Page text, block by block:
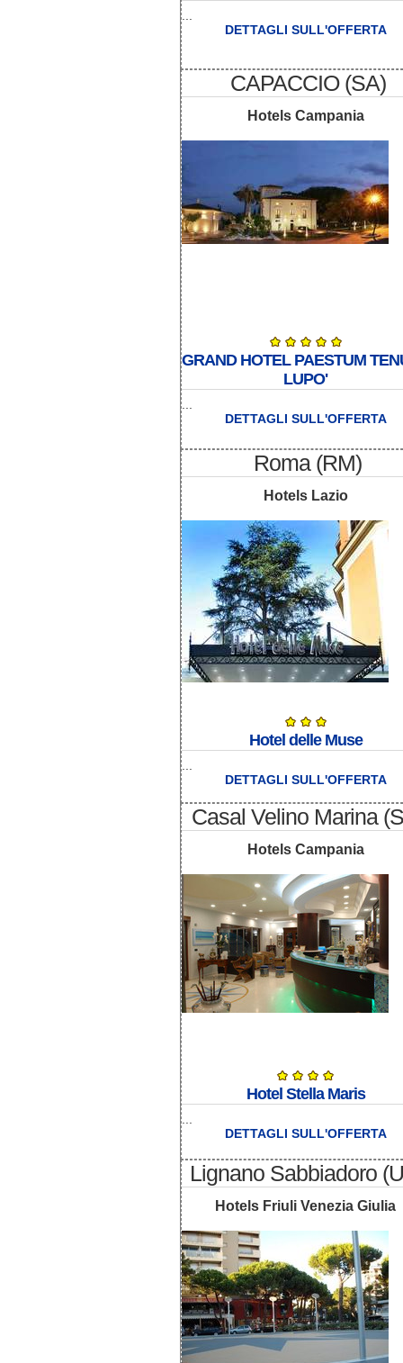
DETTAGLI SULL'OFFERTA
CAPACCIO (SA)
Hotels Campania
GRAND HOTEL PAESTUM
LUPO'
DETTAGLI SULL'OFFERTA
Roma (RM)
Hotels Lazio
Hotel delle Muse
DETTAGLI SULL'OFFERTA
Casal Velino Marina
Hotels Campania
Hotel Stella Maris
DETTAGLI SULL'OFFERTA
Lignano Sabbiadoro
Hotels Friuli Venezia Giulia